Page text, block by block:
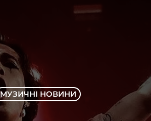
МУЗИЧНІ НОВИНИ